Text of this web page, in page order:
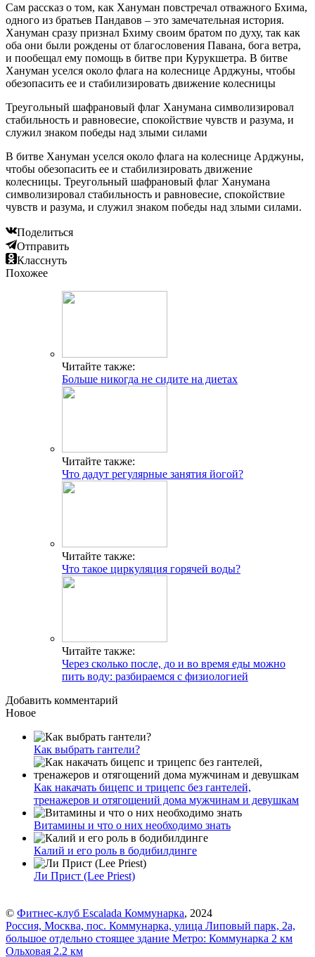
Сам рассказ о том, как Хануман повстречал отважного Бхима,
одного из братьев Пандавов – это замечательная история.
Хануман сразу признал Бхиму своим братом по духу, так как
оба они были рождены от благословения Павана, бога ветра,
и пообещал ему помощь в битве при Курукшетра. В битве
Хануман уселся около флага на колеснице Арджуны, чтобы
обезопасить ее и стабилизировать движение колесницы
Треугольный шафрановый флаг Ханумана символизировал
стабильность и равновесие, спокойствие чувств и разума, и
служил знаком победы над злыми силами
В битве Хануман уселся около флага на колеснице Арджуны,
чтобы обезопасить ее и стабилизировать движение
колесницы. Треугольный шафрановый флаг Ханумана
символизировал стабильность и равновесие, спокойствие
чувств и разума, и служил знаком победы над злыми силами.
Поделиться
Отправить
Класснуть
Похожее
Читайте также:
Больше никогда не сидите на диетах
Читайте также:
Что дадут регулярные занятия йогой?
Читайте также:
Что такое циркуляция горячей воды?
Читайте также:
Через сколько после, до и во время еды можно
пить воду: разбираемся с физиологией
Добавить комментарий
Новое
Как выбрать гантели?
Как накачать бицепс и трицепс без гантелей,
тренажеров и отягощений дома мужчинам и девушкам
Витамины и что о них необходимо знать
Калий и его роль в бодибилдинге
Ли Прист (Lee Priest)
© Фитнес-клуб Escalada Коммунарка, 2024
Россия, Москва, пос. Коммунарка, улица Липовый парк, 2а,
большое отдельно стоящее здание Метро: Коммунарка 2 км
Ольховая 2.2 км